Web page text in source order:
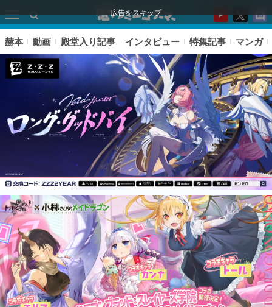
広告をスキップ
ピックアップ
電ファミのいま読まれている記事ランキング
アプリセール情報
インタビュー
赫本 動画 殿堂入り記事 インタビュー 特集記事 マンガ